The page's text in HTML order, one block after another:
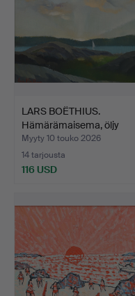
LARS BOËTHIUS.
Hämärämaisema, öljy
paneeli…
Myyty 10 touko 2026
14 tarjousta
116 USD